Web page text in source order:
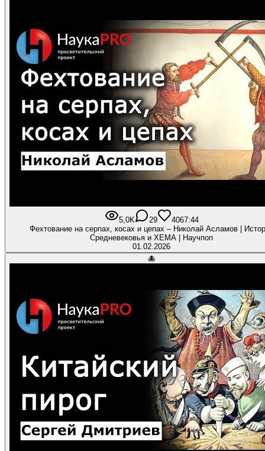
5,0K 29 4067:44
Фехтование на серпах, косах и цепах – Николай Асламов |
Средневековья и ХЕМА | Научпоп
01.02.2026
🐙